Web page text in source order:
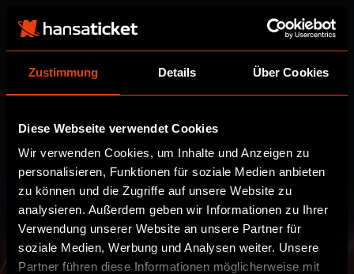
Zustimmung Details Über Cookies
Diese Webseite verwendet Cookies
Wir verwenden Cookies, um Inhalte und Anzeigen zu
personalisieren, Funktionen für soziale Medien anbieten
zu können und die Zugriffe auf unsere Website zu
analysieren. Außerdem geben wir Informationen zu Ihrer
Verwendung unserer Website an unsere Partner für
soziale Medien, Werbung und Analysen weiter. Unsere
Partner führen diese Informationen möglicherweise mit